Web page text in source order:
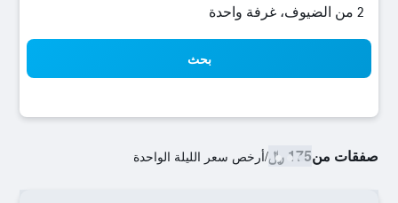
2 من الضيوف، غرفة واحدة
بحث
صفقات من175 ﷼ /أرخص سعر الليلة الواحدة